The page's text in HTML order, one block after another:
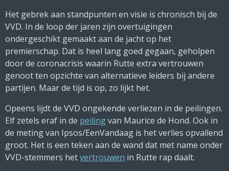
Het gebrek aan standpunten en visie is chronisch bij de
VVD. In de loop der jaren zijn overtuigingen
ondergeschikt gemaakt aan de jacht op het
premierschap. Dat is heel lang goed gegaan, geholpen
door de coronacrisis waarin Rutte extra vertrouwen
genoot ten opzichte van alternatieve leiders bij andere
partijen. Maar de tijd is op, zo lijkt het.
Opeens lijdt de VVD ongekende verliezen in de peilingen.
Elf zetels eraf in de peilingvan Maurice de Hond. Ook in
de meting van Ipsos/EenVandaag is het verlies opvallend
groot. Het is een teken aan de wand dat met name onder
VVD-stemmers hetvertrouwen in Rutte rap daalt.